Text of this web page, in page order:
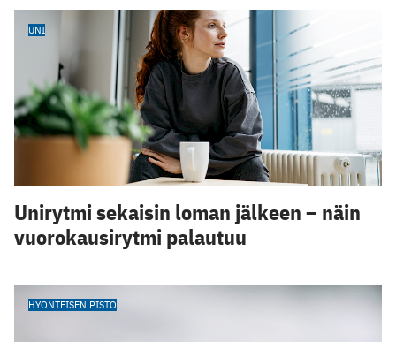
UNI
Unirytmi sekaisin loman jälkeen – näin
vuorokausirytmi palautuu
HYÖNTEISEN PISTO